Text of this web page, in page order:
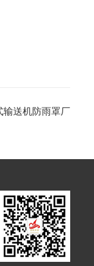
输送机防雨罩厂